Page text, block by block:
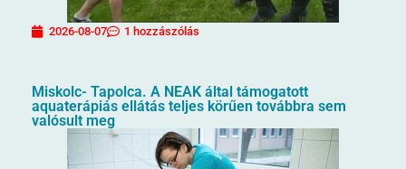
2026-08-07 1 hozzászólás
Miskolc- Tapolca. A NEAK által támogatott
aquaterápiás ellátás teljes körűen továbbra sem
valósult meg